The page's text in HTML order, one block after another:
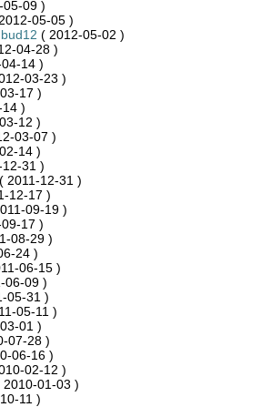
05-09 )
05-05 )
( 2012-05-02 )
04-28 )
14 )
03-23 )
17 )
)
12 )
03-07 )
14 )
31 )
( 2011-12-31 )
12-17 )
09-19 )
17 )
08-29 )
24 )
06-15 )
06-09 )
05-31 )
05-11 )
01 )
07-28 )
06-16 )
02-12 )
2010-01-03 )
11 )